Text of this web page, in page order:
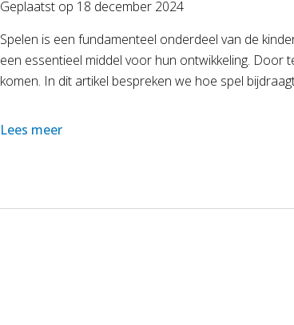
Geplaatst op 18 december 2024
Spelen is een fundamenteel onderdeel van de
een essentieel middel voor hun ontwikkeling. Door
komen. In dit artikel bespreken we hoe spel
Lees meer